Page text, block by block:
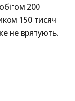
200
150 тисяч
не врятують.